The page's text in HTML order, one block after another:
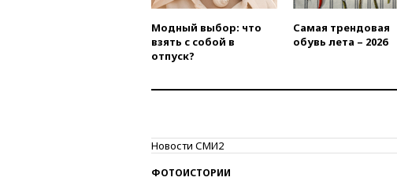
Модный выбор: что
взять с собой в
отпуск?
Самая трендовая
обувь лета – 2026
Новости СМИ2
ФОТОИСТОРИИ